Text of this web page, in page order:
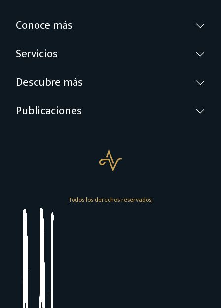
Conoce más
Servicios
Descubre más
Publicaciones
Todos los derechos reservados.